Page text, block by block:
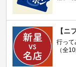
【ニ
行って
（全